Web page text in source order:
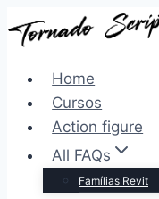
Pular
para
Conteúdo
Home
Cursos
Action figure
All FAQs
Famílias Revit